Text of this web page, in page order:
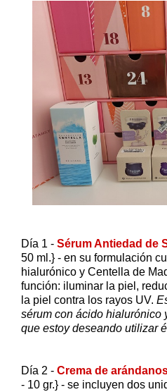
Día 1 - Sérum Antiedad de
50 ml.} - en su formulación
hialurónico y Centella de
función: iluminar la piel,
la piel contra los rayos UV.
sérum con ácido hialurónico
que estoy deseando utilizar
Día 2 - Crema de
- 10 gr.} - se incluyen dos